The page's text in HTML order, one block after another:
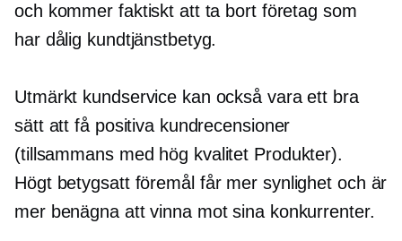
och kommer faktiskt att ta bort företag som
har dålig kundtjänstbetyg.
Utmärkt kundservice kan också vara ett bra
sätt att få positiva kundrecensioner
(tillsammans med hög kvalitet Produkter).
Högt betygsattföremål får mer synlighet och är
mer benägna att vinna mot sina konkurrenter.